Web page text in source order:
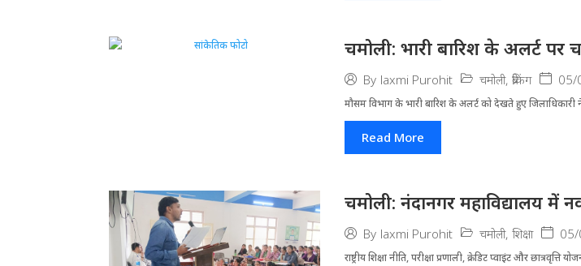
चमोली: भारी बारिश के अलर्ट
By laxmi Purohit चमोली, ब्रेकिंग 05/
मौसम विभाग के भारी बारिश के अलर्ट को देखते हुए
Read More
चमोली: नंदानगर महाविद्यालय में
By laxmi Purohit चमोली, शिक्षा
राष्ट्रीय शिक्षा नीति, परीक्षा प्रणाली, क्रेडिट प्वाइंट और छात्रवृत्ति